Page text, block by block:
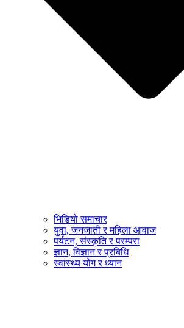
भिडियो समाचार
युवा, जनजाती र महिला आवाज
पर्यटन, संस्कृति र परम्परा
ज्ञान, विज्ञान र प्रबिधि
स्वास्थ्य योग र ध्यान